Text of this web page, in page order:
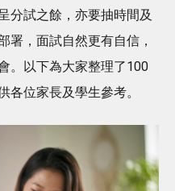
分試之餘，亦要抽時間及
署，面試自然更有自信，
。以下為大家整理了100
各位家長及學生參考。